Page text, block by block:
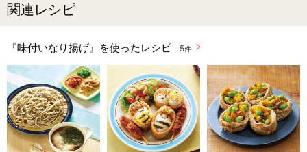
関連レシピ
『味付いなり揚げ』を使ったレシピ 5件